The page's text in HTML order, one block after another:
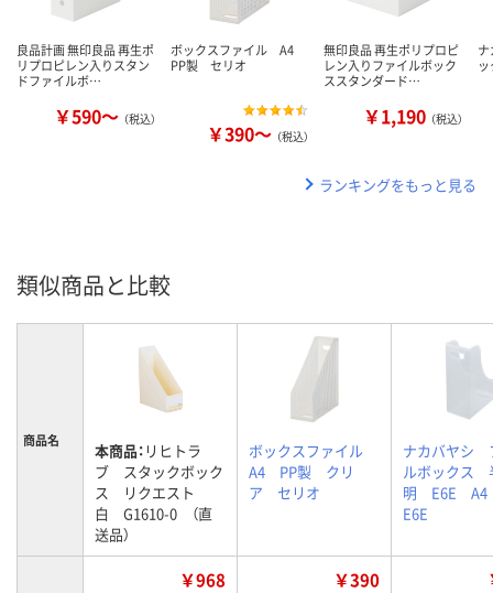
良品計画 無印良品 再生ポ
リプロピレン入りスタン
ドファイルボ…
￥590～ （税込）
ボックスファイル A4
PP製 セリオ
￥390～ （税込）
無印良品 再生ポリプロピ
レン入りファイルボック
ススタンダード…
￥1,190 （税込）
ランキングをもっと見る
類似商品と比較
商品名 本商品： リヒトラ
ブ スタックボック
ス リクエスト
白 G1610-0 （直
送品）
ボックスファイル
A4 PP製 クリ
ア セリオ
ナカバヤシ
ルボックス
明 E6E
E6E
￥968 ￥390